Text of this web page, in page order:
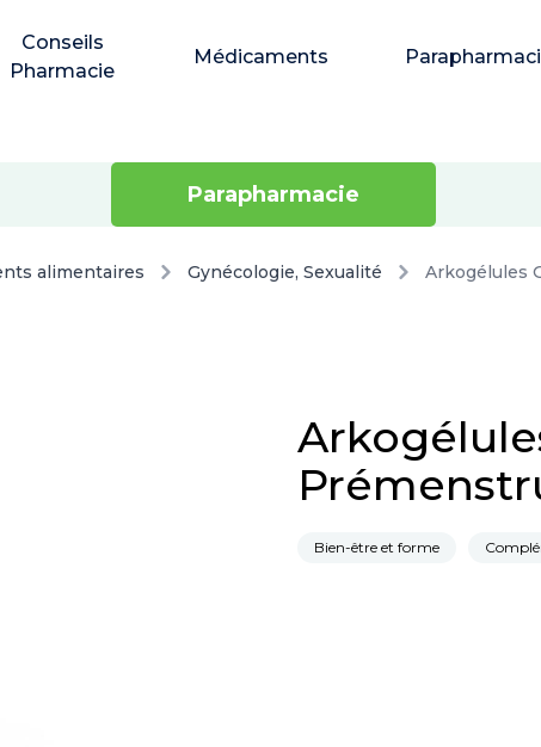
Conseils
Pharmacie
Médicaments
Parapharmacie
alimentaires Gynécologie, Sexualité Arkogélules
Bien-être et forme